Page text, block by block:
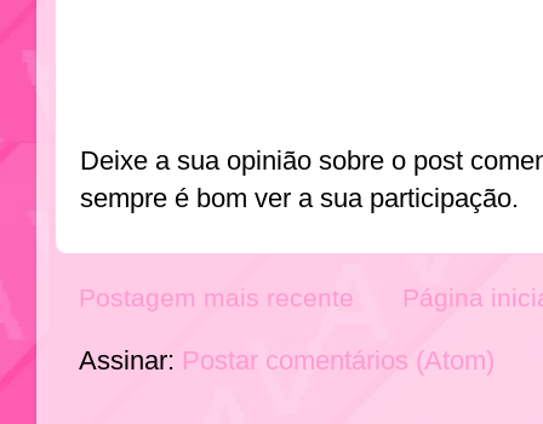
Deixe a sua opinião sobre o post
sempre é bom ver a sua participação.
Postagem mais recente Página
Assinar: Postar comentários (Atom)